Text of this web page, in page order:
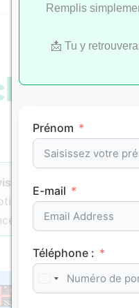
de
essentielles, les
Remplis
📩 Tu y
Prénom
E-mail
Téléphone :